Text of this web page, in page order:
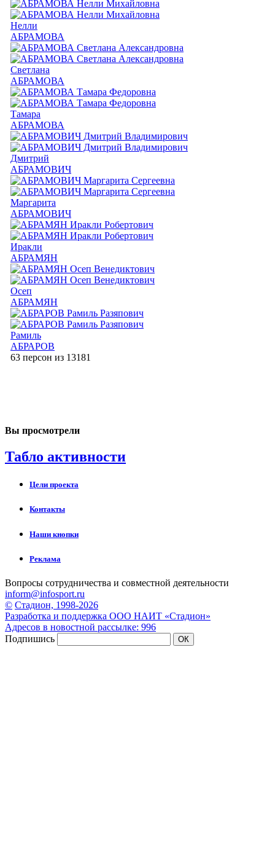
Нелли
АБРАМОВА
Светлана
АБРАМОВА
Тамара
АБРАМОВА
Дмитрий
АБРАМОВИЧ
Маргарита
АБРАМОВИЧ
Иракли
АБРАМЯН
Осеп
АБРАМЯН
Рамиль
АБРАРОВ
63 персон из 13181
Вы просмотрели
Табло активности
Цели проекта
Контакты
Наши кнопки
Реклама
Вопросы сотрудничества и совместной деятельности
inform@infosport.ru
© Стадион, 1998-2026
Разработка и поддержка ООО НАИТ «Стадион»
Адресов в новостной рассылке: 996
Подпишись